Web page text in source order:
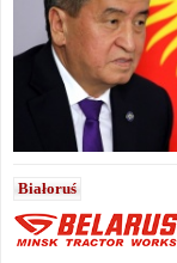
Białoruś